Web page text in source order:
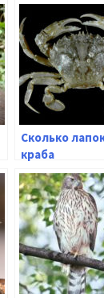
Сколько
краба